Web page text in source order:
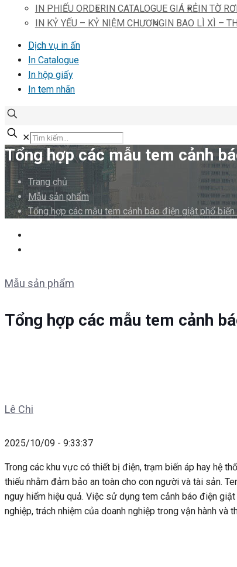
IN PHIẾU ORDERIN CATALOGUE GIÁ RẺIN TỜ
IN KỶ YẾU – KỶ NIỆM CHƯƠNGIN BAO LÌ XÌ –
Dịch vụ in ấn
In Catalogue
In hộp giấy
In tem nhãn
✕
Tổng hợp các mẫu tem cảnh
Trang chủ
Mẫu sản phẩm
Tổng hợp các mẫu tem cảnh báo điện giật phổ biến
Mẫu sản phẩm
Tổng hợp các mẫu tem cảnh
Lê Chi
2025/10/09 - 9:33:37
Trong các khu vực có thiết bị điện, trạm biến áp hay hệ
thiếu nhằm đảm bảo an toàn cho con người và tài sản.
nguy hiểm hiệu quả. Việc sử dụng tem cảnh báo điện
nghiệp, trách nhiệm của doanh nghiệp trong vận hành và